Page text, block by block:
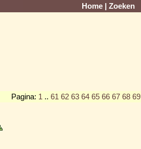
Home Zoeken
Pagina: 1 .. 61 62 63 64 65 66 67 68 69